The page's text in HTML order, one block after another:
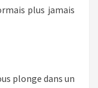
plus jamais
plonge dans un